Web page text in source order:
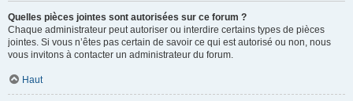
Quelles pièces jointes sont autorisées sur ce forum ?
Chaque administrateur peut autoriser ou interdire certains types de pièces
jointes. Si vous n’êtes pas certain de savoir ce qui est autorisé ou non, nous
vous invitons à contacter un administrateur du forum.
Haut